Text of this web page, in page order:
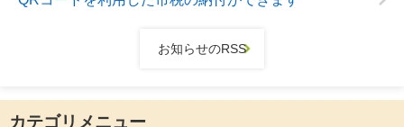
お知らせのRSS
カテゴリメニュー